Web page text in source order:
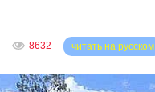
8632 читать на русском